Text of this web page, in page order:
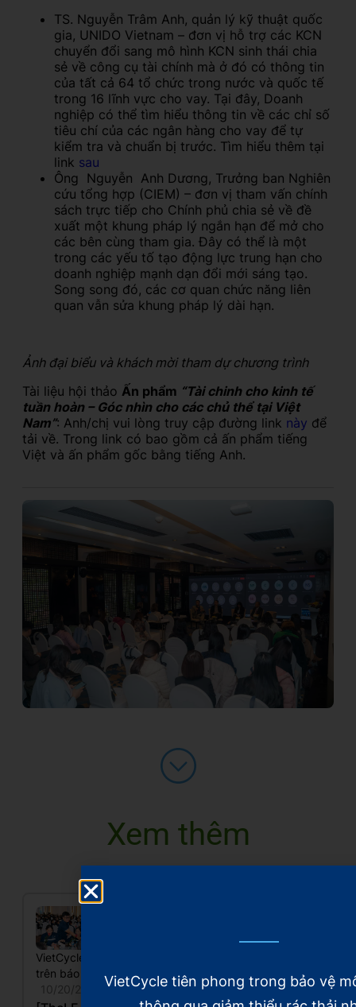
TS. Nguyễn Trâm Anh, quản lý kỹ thuật quốc
gia, UNIDO Vietnam – đơn vị hỗ trợ các KCN
chuyển đổi sang mô hình KCN sinh thái chia
sẻ về công cụ tài chính mà ở đó có thông tin
của tất cả 64 tổ chức trong nước và quốc tế
trong 16 lĩnh vực cho vay. Tại đây, Doanh
nghiệp có thể tìm hiểu thông tin về các chỉ số
tiêu chí của các ngân hàng cho vay để tự
kiểm tra và chuẩn bị trước. Tìm hiểu thêm tại
link sau
Ông Nguyễn Anh Dương, Trưởng ban Nghiên
cứu tổng hợp (CIEM) – đơn vị tham vấn chính
sách trực tiếp cho Chính phủ chia sẻ về đề
xuất một khung pháp lý ngắn hạn để mở cho
các bên cùng tham gia. Đây có thể là một
trong các yếu tố tạo động lực trung hạn cho
doanh nghiệp mạnh dạn đổi mới sáng tạo.
Song song đó, các cơ quan chức năng liên
quan vẫn sửa khung pháp lý dài hạn.
Ảnh đại biểu và khách mời tham dự chương trình
Tài liệu hội thảo Ấn phẩm “Tài chinh cho kinh tế
tuần hoàn – Góc nhìn cho các chủ thể tại Việt
Nam”: Anh/chị vui lòng truy cập đường link này để
tải về. Trong link có bao gồm cả ấn phẩm tiếng
Việt và ấn phẩm gốc bằng tiếng Anh.
Xem thêm
VietCycle
trên báo chí
10/20/2025
trên báo chí
10/20/2025
trên báo chí
10/20/2025
VietCycle tiên phong trong bảo vệ